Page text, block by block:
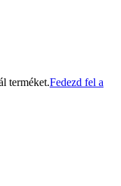
terméket.Fedezd fel a